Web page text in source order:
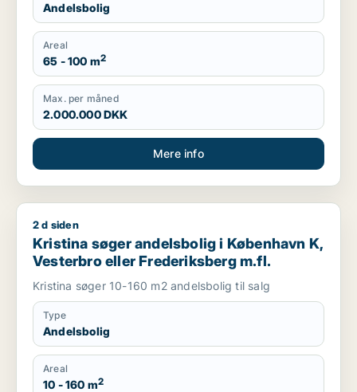
Andelsbolig
Areal
65 - 100 m2
Max. per måned
2.000.000 DKK
Mere info
Kristina søger andelsbolig i København K, Vesterbro eller
2 d siden
Kristina søger andelsbolig i København K,
Vesterbro eller Frederiksberg m.fl.
Kristina søger 10-160 m2 andelsbolig til salg
Type
Andelsbolig
Areal
10 - 160 m2